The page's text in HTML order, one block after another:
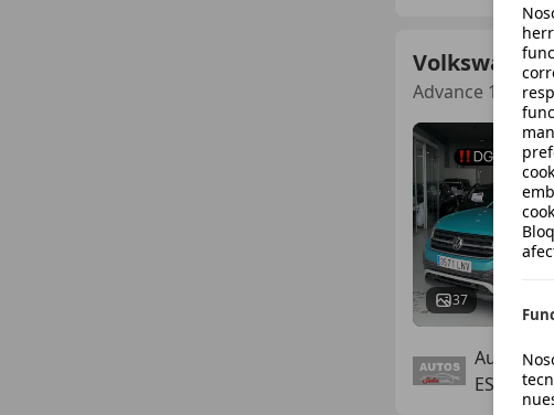
Volkswagen
Advance 1.0 TSI
37
Autos
ES-